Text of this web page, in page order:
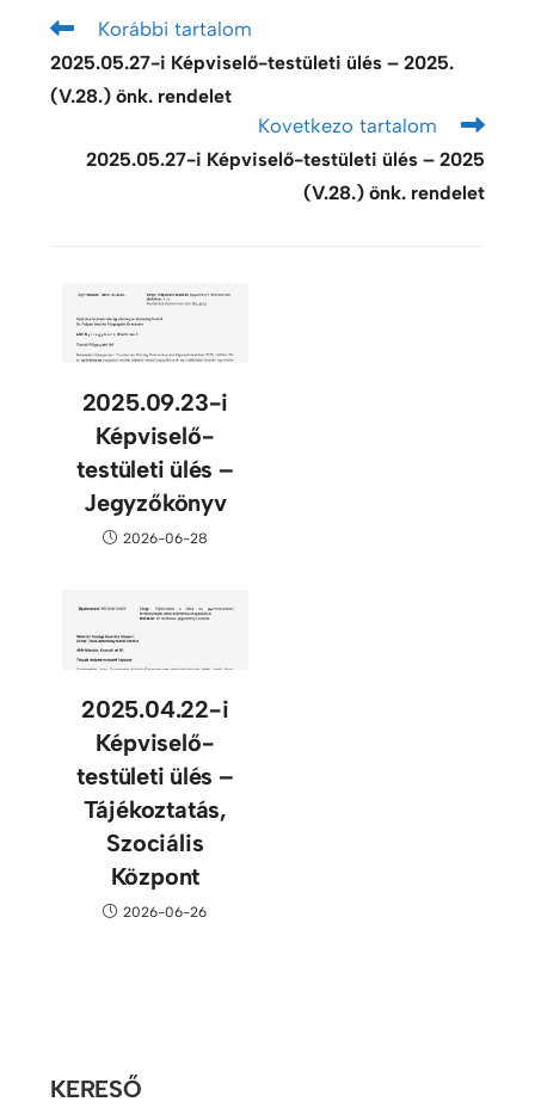
Korábbi tartalom
2025.05.27-i Képviselő-testületi ülés – 2025.
(V.28.) önk. rendelet
Kovetkezo tartalom
2025.05.27-i Képviselő-testületi ülés – 2025
(V.28.) önk. rendelet
2025.09.23-i
Képviselő-
testületi ülés –
Jegyzőkönyv
2026-06-28
2025.04.22-i
Képviselő-
testületi ülés –
Tájékoztatás,
Szociális
Központ
2026-06-26
KERESŐ